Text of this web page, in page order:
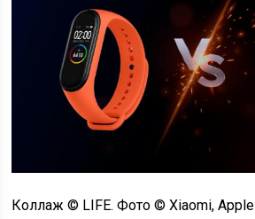
Коллаж © LIFE. Фото © Xiaomi, Apple